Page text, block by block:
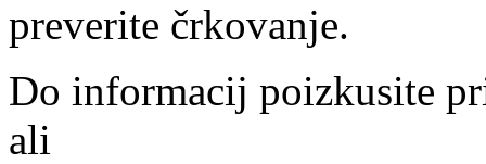
preverite črkovanje.
Do informacij poizkusite
ali